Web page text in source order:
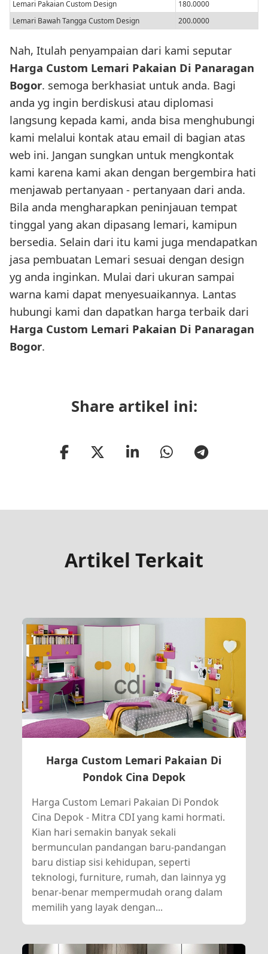
Lemari Pakaian Custom Design
180.0000
Lemari Bawah Tangga Custom Design
200.0000
Nah, Itulah penyampaian dari kami seputar
Harga Custom Lemari Pakaian Di Panaragan
Bogor. semoga berkhasiat untuk anda. Bagi
anda yg ingin berdiskusi atau diplomasi
langsung kepada kami, anda bisa menghubungi
kami melalui kontak atau email di bagian atas
web ini. Jangan sungkan untuk mengkontak
kami karena kami akan dengan bergembira hati
menjawab pertanyaan - pertanyaan dari anda.
Bila anda mengharapkan peninjauan tempat
tinggal yang akan dipasang lemari, kamipun
bersedia. Selain dari itu kami juga mendapatkan
jasa pembuatan Lemari sesuai dengan design
yg anda inginkan. Mulai dari ukuran sampai
warna kami dapat menyesuaikannya. Lantas
hubungi kami dan dapatkan harga terbaik dari
Harga Custom Lemari Pakaian Di Panaragan
Bogor.
Share artikel ini:
Artikel Terkait
Harga Custom Lemari Pakaian Di
Pondok Cina Depok
Harga Custom Lemari Pakaian Di Pondok
Cina Depok - Mitra CDI yang kami hormati.
Kian hari semakin banyak sekali
bermunculan pandangan baru-pandangan
baru distiap sisi kehidupan, seperti
teknologi, furniture, rumah, dan lainnya yg
benar-benar mempermudah orang dalam
memilih yang layak dengan...